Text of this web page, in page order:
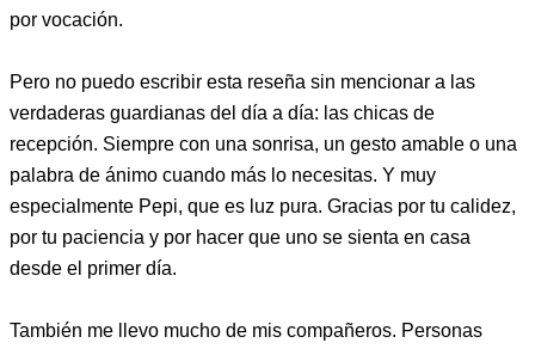
por vocación.
Pero no puedo escribir esta reseña sin mencionar a las
verdaderas guardianas del día a día: las chicas de
recepción. Siempre con una sonrisa, un gesto amable o una
palabra de ánimo cuando más lo necesitas. Y muy
especialmente Pepi, que es luz pura. Gracias por tu calidez,
por tu paciencia y por hacer que uno se sienta en casa
desde el primer día.
También me llevo mucho de mis compañeros. Personas